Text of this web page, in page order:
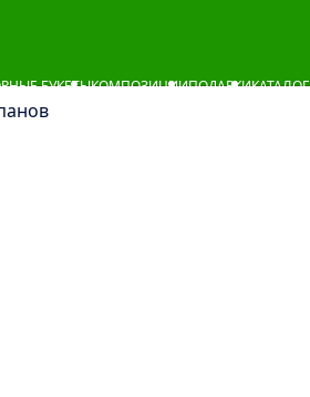
БУКЕТЫКОМПОЗИЦИИПОДАРКИКАТАЛОГ